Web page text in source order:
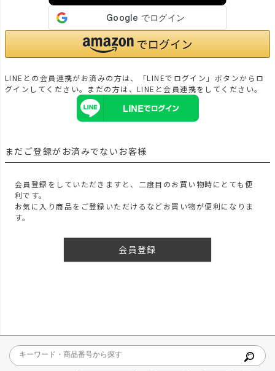
LINEとの会員連携がお済みの方は、「LINEでログイン」ボタンからロ
グインしてください。まだの方は、LINEと会員連携をしてください。
まだご登録がお済みでないお客様
会員登録をしていただきますと、二度目のお買い物時にとても便
利です。
お気に入り商品をご登録いただけるなどお買い物が便利になりま
す。
会員登録